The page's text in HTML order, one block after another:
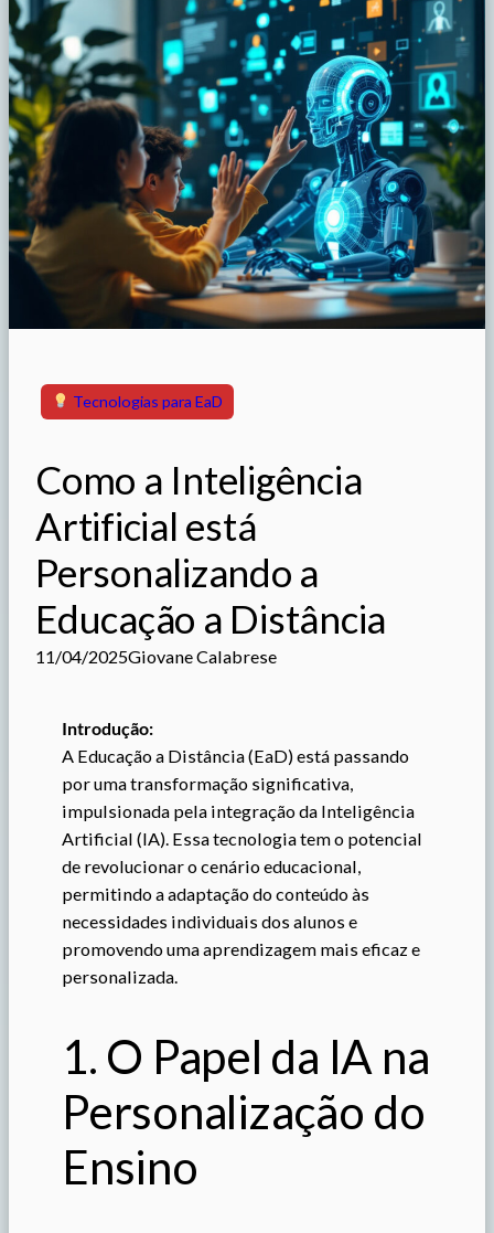
Tecnologias para EaD
Como a Inteligência
Artificial está
Personalizando a
Educação a Distância
11/04/2025Giovane Calabrese
Introdução:
A Educação a Distância (EaD) está passando
por uma transformação significativa,
impulsionada pela integração da Inteligência
Artificial (IA). Essa tecnologia tem o potencial
de revolucionar o cenário educacional,
permitindo a adaptação do conteúdo às
necessidades individuais dos alunos e
promovendo uma aprendizagem mais eficaz e
personalizada.
1. O Papel da IA na
Personalização do
Ensino